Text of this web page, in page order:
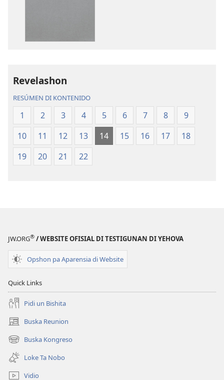
Revelashon
RESÚMEN DI KONTENIDO
1 2 3 4 5 6 7 8
9
10
11 12 13 14 15 16 17
18
19
20 21 22
JW.ORG® / WEBSITE OFISIAL DI TESTIGUNAN DI YEHOVA
Opshon pa Aparensia di Website
Quick Links
Pidi un Bishita
Buska Reunion
(opens
new
window)
Buska Kongreso
(opens
new
window)
Loke Ta Nobo
Vidio